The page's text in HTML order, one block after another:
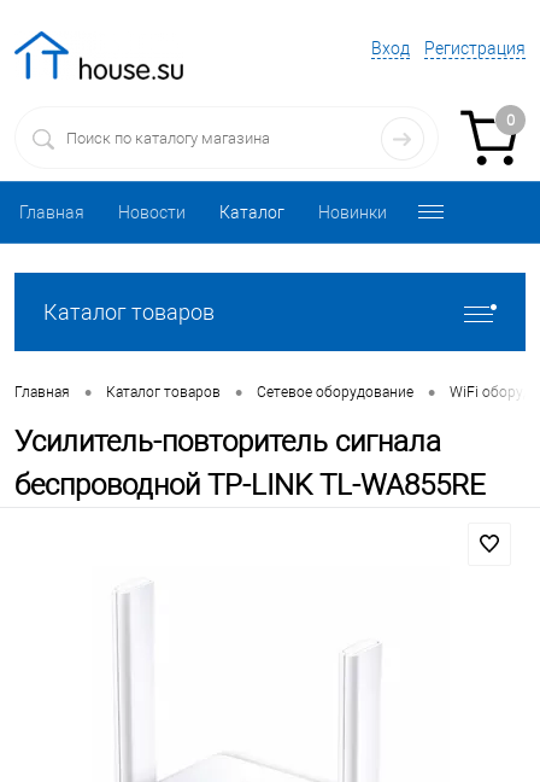
Вход Регистрация
0
Главная Новости Каталог Новинки
Каталог товаров
Главная • Каталог товаров • Сетевое оборудование • WiFi
Усилитель-повторитель сигнала
беспроводной TP-LINK TL-WA855RE